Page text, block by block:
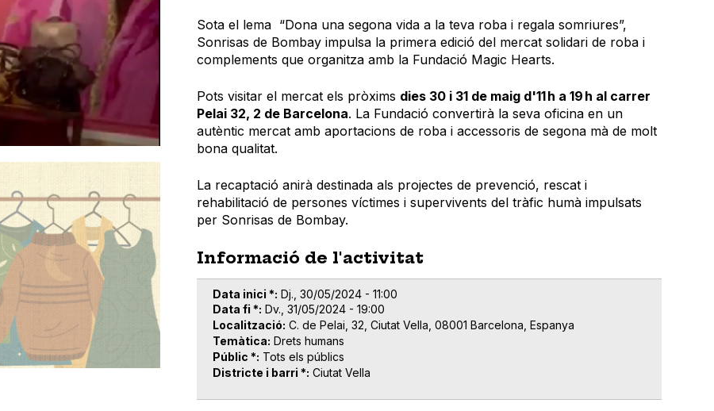
Sota el lema “Dona una segona vida a la teva roba i regala somriures”,
Sonrisas de Bombay impulsa la primera edició del mercat solidari de roba i
complements que organitza amb la Fundació Magic Hearts.
Pots visitar el mercat els pròxims dies 30 i 31 de maig d'11 h a 19 h al carrer
Pelai 32, 2 de Barcelona. La Fundació convertirà la seva oficina en un
autèntic mercat amb aportacions de roba i accessoris de segona mà de molt
bona qualitat.
La recaptació anirà destinada als projectes de prevenció, rescat i
rehabilitació de persones víctimes i supervivents del tràfic humà impulsats
per Sonrisas de Bombay.
Informació de l'activitat
Data inici * Dj., 30/05/2024 - 11:00
Data fi * Dv., 31/05/2024 - 19:00
Localització C. de Pelai, 32, Ciutat Vella, 08001 Barcelona, Espanya
Temàtica Drets humans
Públic * Tots els públics
Districte i barri * Ciutat Vella